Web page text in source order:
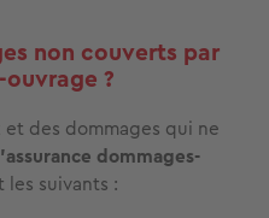
non couverts par
?
des dommages qui ne
dommages-
les suivants :